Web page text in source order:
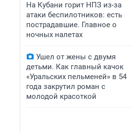
На Кубани горит НПЗ из-за
атаки беспилотников: есть
пострадавшие. Главное о
ночных налетах
Ушел от жены с двумя
детьми. Как главный качок
«Уральских пельменей» в 54
года закрутил роман с
молодой красоткой